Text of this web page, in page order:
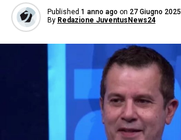
Published 1 anno ago on 27 Giugno 2025
By Redazione JuventusNews24